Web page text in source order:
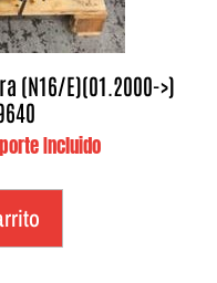
(N16/E)(01.2000->)
Incluido